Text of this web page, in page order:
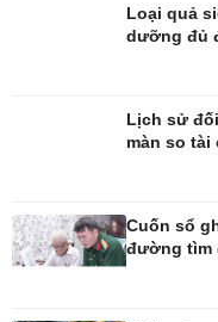
Loại quả
dưỡng đủ
Lịch sử
màn so tài
Cuốn sổ
đường tìm